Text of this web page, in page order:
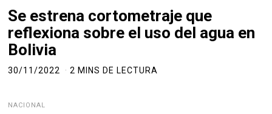
Se estrena cortometraje que
reflexiona sobre el uso del agua en
Bolivia
30/11/2022 2 MINS DE LECTURA
NACIONAL